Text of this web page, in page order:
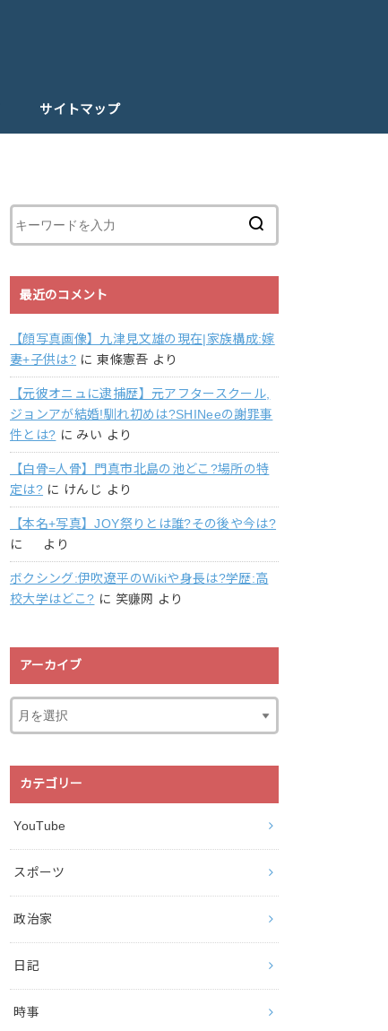
サイトマップ
最近のコメント
【顔写真画像】九津見文雄の現在|家族構成:嫁
妻+子供は? に東條憲吾 より
【元彼オニュに逮捕歴】元アフタースクール,
ジョンアが結婚!馴れ初めは?SHINeeの謝罪事
件とは? に みい より
【白骨=人骨】門真市北島の池どこ?場所の特
定は? に けんじ より
【本名+写真】JOY祭りとは誰?その後や今は?
に
より
ボクシング:伊吹遼平のWikiや身長は?学歴:高
校大学はどこ? に 笑赚网 より
アーカイブ
カテゴリー
YouTube
スポーツ
政治家
日記
時事